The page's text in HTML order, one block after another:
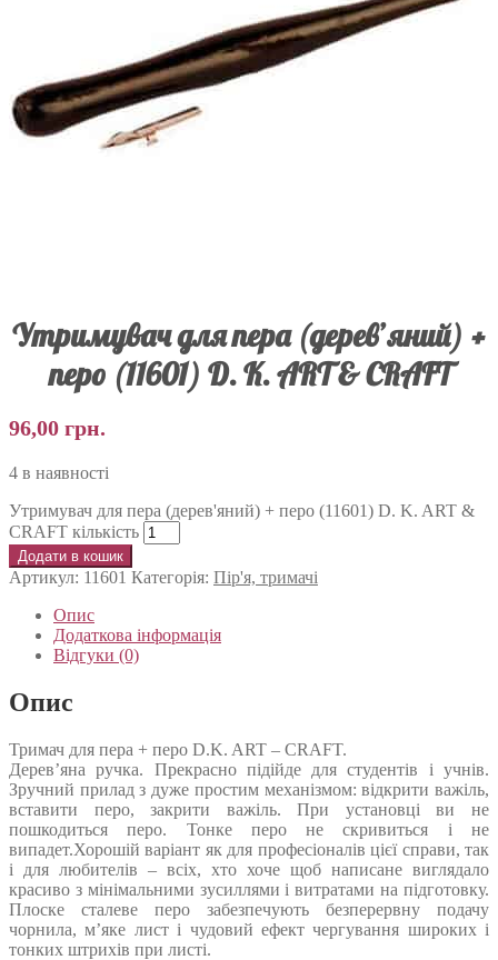
Утримувач для пера (дерев’яний) +
перо (11601) D. K. ART & CRAFT
96,00 грн.
4 в наявності
Утримувач для пера (дерев'яний) + перо (11601) D. K. ART &
CRAFT кількість
Додати в кошик
Артикул: 11601 Категорія: Пір'я, тримачі
Опис
Додаткова інформація
Відгуки (0)
Опис
Тримач для пера + перо D.K. ART – CRAFT.
Дерев’яна ручка. Прекрасно підійде для студентів і учнів.
Зручний прилад з дуже простим механізмом: відкрити важіль,
вставити перо, закрити важіль. При установці ви не
пошкодиться перо. Тонке перо не скривиться і не
випадет.Хорошій варіант як для професіоналів цієї справи, так
і для любителів – всіх, хто хоче щоб написане виглядало
красиво з мінімальними зусиллями і витратами на підготовку.
Плоске сталеве перо забезпечують безперервну подачу
чорнила, м’яке лист і чудовий ефект чергування широких і
тонких штрихів при листі.